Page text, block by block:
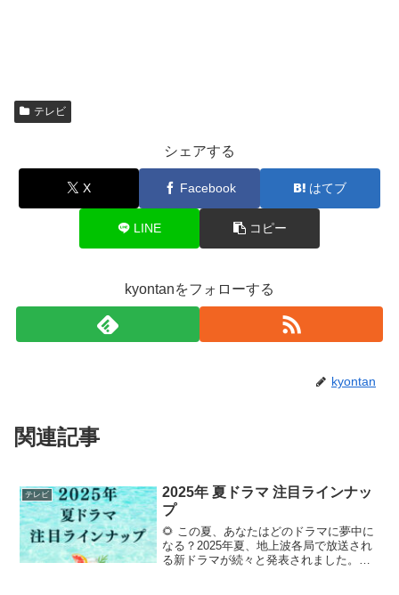
テレビ
シェアする
X Facebook はてブ
LINE コピー
kyontanをフォローする
kyontan
関連記事
テレビ
2025年 夏ドラマ 注目ラインナッ
プ
🌻 この夏、あなたはどのドラマに夢中に
なる？2025年夏、地上波各局で放送され
る新ドラマが続々と発表されました。社